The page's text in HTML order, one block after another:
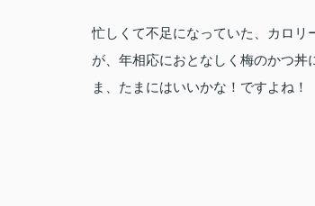
忙しくて不足になっていた、カロリ
が、年相応におとなしく梅のかつ丼
ま、たまにはいいかな！ですよね！